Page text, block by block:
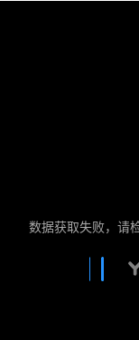
数据获取失败，请